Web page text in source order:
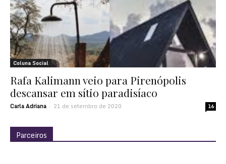
Coluna Social
Rafa Kalimann veio para Pirenópolis
descansar em sítio paradisíaco
Carla Adriana - 21 de setembro de 2020 16
Parceiros